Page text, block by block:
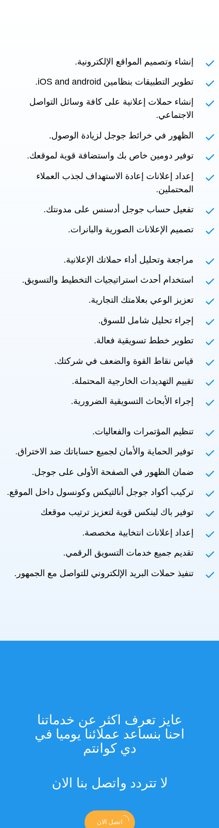
إنشاء وتصميم المواقع الإلكترونية.
تطوير التطبيقات بنظامين iOS and android.
إنشاء حملات إعلانية على كافة وسائل التواصل
الاجتماعي.
الظهور في خرائط جوجل لزيادة الوصول.
توفير دومين خاص بك واستضافة قوية لموقعك.
إعداد إعلانات إعادة الاستهداف لجذب العملاء
المحتملين.
تفعيل حساب جوجل أدسنس على مدونتك.
تصميم الإعلانات الصورية والبانرات.
مراجعة وتحليل أداء حملاتك الإعلانية.
استخدام أحدث استراتيجيات التخطيط والتسويق.
تعزيز الوعي بعلامتك التجارية.
إجراء تحليل شامل للسوق.
تطوير خطط تسويقية فعالة.
قياس نقاط القوة والضعف في شركتك.
تقييم التهديدات الخارجية المحتملة.
إجراء الأبحاث التسويقية الضرورية.
تنظيم المؤتمرات والفعاليات.
توفير الحماية والأمان لجميع حساباتك ضد الاختراق.
ضمان الظهور في الصفحة الأولى على جوجل.
تركيب أكواد جوجل أنالتيكس وكونسول داخل الموقع.
توفير باك لينكس قوية لتعزيز ترتيب موقعك
إعداد إعلانات انتخابية مخصصة.
تقديم جميع خدمات التسويق الرقمي.
تنفيذ حملات البريد الإلكتروني للتواصل مع الجمهور.
عايز تعرف اكثر عن خدماتنا
احنا بنساعد عملائنا يوميا في
دي كوانتم
لا تتردد واتصل بنا الان
اتصل الان